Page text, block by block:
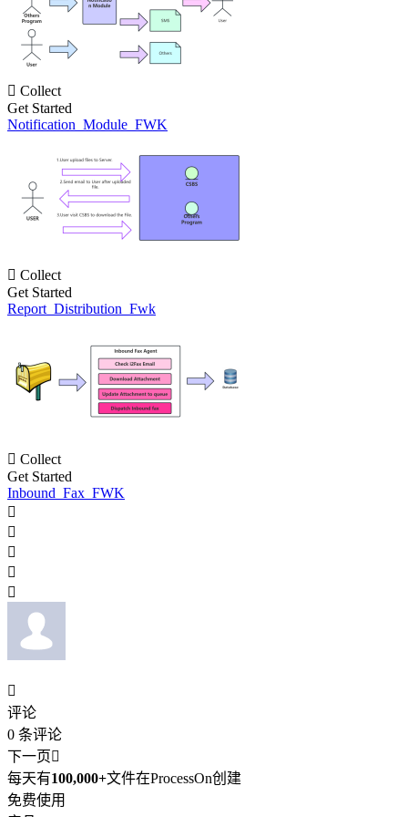
 Collect
Get Started
Notification_Module_FWK
 Collect
Get Started
Report_Distribution_Fwk
 Collect
Get Started
Inbound_Fax_FWK






评论
0 条评论
下一页
每天有100,000+文件在ProcessOn创建
免费使用